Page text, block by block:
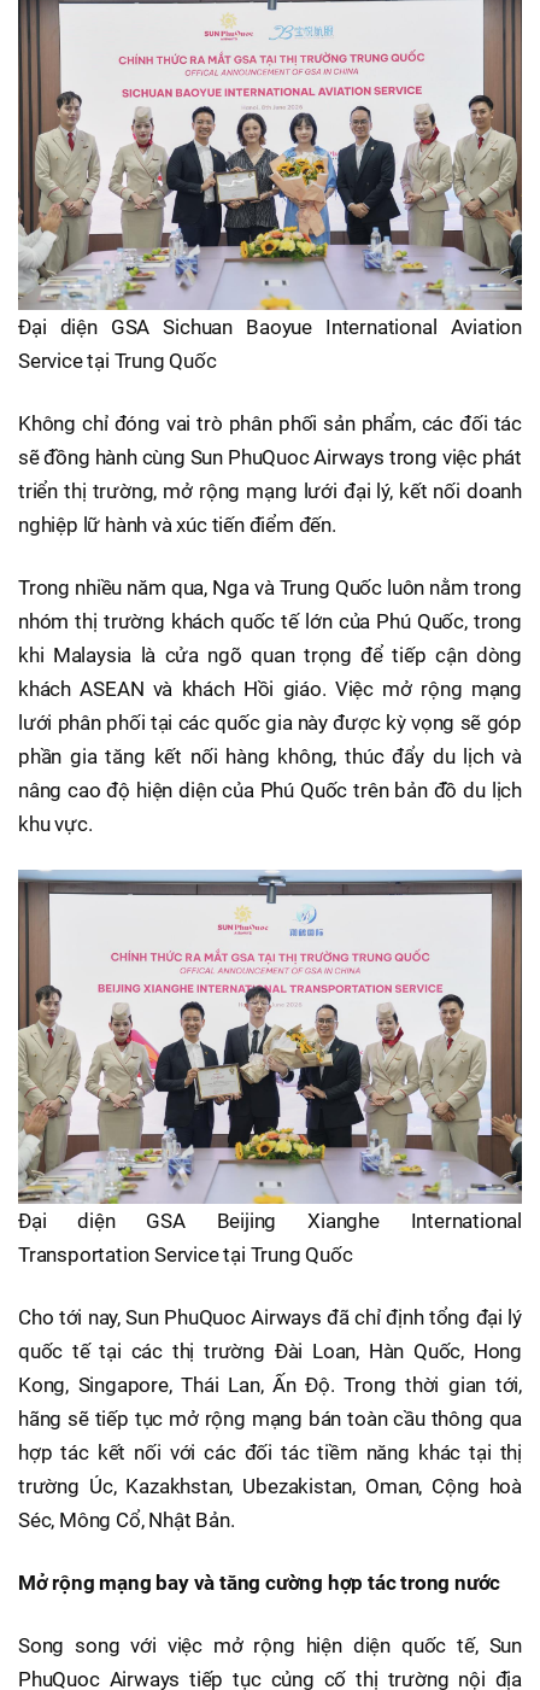
Đại diện GSA Sichuan Baoyue International Aviation
Service tại Trung Quốc
Không chỉ đóng vai trò phân phối sản phẩm, các đối tác
sẽ đồng hành cùng Sun PhuQuoc Airways trong việc phát
triển thị trường, mở rộng mạng lưới đại lý, kết nối doanh
nghiệp lữ hành và xúc tiến điểm đến.
Trong nhiều năm qua, Nga và Trung Quốc luôn nằm trong
nhóm thị trường khách quốc tế lớn của Phú Quốc, trong
khi Malaysia là cửa ngõ quan trọng để tiếp cận dòng
khách ASEAN và khách Hồi giáo. Việc mở rộng mạng
lưới phân phối tại các quốc gia này được kỳ vọng sẽ góp
phần gia tăng kết nối hàng không, thúc đẩy du lịch và
nâng cao độ hiện diện của Phú Quốc trên bản đồ du lịch
khu vực.
Đại diện GSA Beijing Xianghe International
Transportation Service tại Trung Quốc
Cho tới nay, Sun PhuQuoc Airways đã chỉ định tổng đại lý
quốc tế tại các thị trường Đài Loan, Hàn Quốc, Hong
Kong, Singapore, Thái Lan, Ấn Độ. Trong thời gian tới,
hãng sẽ tiếp tục mở rộng mạng bán toàn cầu thông qua
hợp tác kết nối với các đối tác tiềm năng khác tại thị
trường Úc, Kazakhstan, Ubezakistan, Oman, Cộng hoà
Séc, Mông Cổ, Nhật Bản.
Mở rộng mạng bay và tăng cường hợp tác trong nước
Song song với việc mở rộng hiện diện quốc tế, Sun
PhuQuoc Airways tiếp tục củng cố thị trường nội địa